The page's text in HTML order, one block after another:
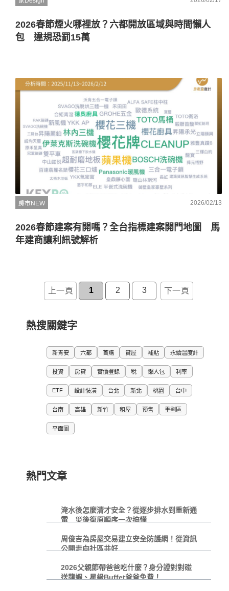
2026春節煙火哪裡放？六都開放區域與時間懶人
包 違規恐罰15萬
房市NEW 2026/02/13
2026春節建案有開嗎？全台指標建案開門地圖 馬
年建商讓利訊號解析
上一頁 1 2 3 下一頁
熱搜關鍵字
新青安 六都 首購 賞屋 補貼 永續溫度計
投資 房貸 實價登錄 稅 懶人包 利率
ETF 設計裝潢 台北 新北 桃園 台中
台南 高雄 新竹 租屋 預售 重劃區
平面圖
熱門文章
淹水後怎麼清才安全？從逐步排水到重新通
電 災後復原順序一次搞懂
周俊吉為房屋交易建立安全防護網！從資訊
公開走向社區共好
2026父親節帶爸爸吃什麼？身分證對對碰
送龍蝦、星級Buffet爸爸免費！